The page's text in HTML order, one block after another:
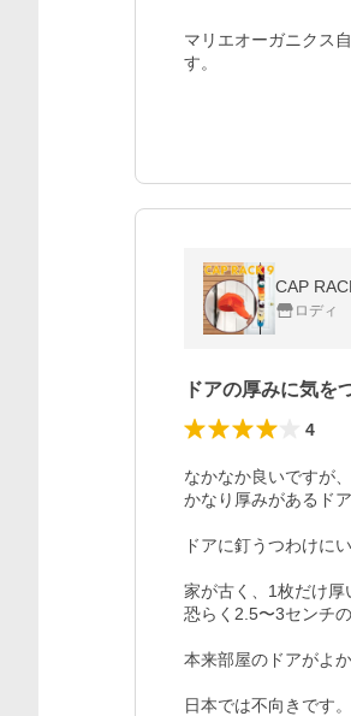
マリエオーガニクス
す。
CAP
ロディ
ドアの厚みに気を
4
なかなか良いですが
かなり厚みがあるド
ドアに釘うつわけに
家が古く、1枚だけ厚
恐らく2.5〜3センチ
本来部屋のドアがよ
日本では不向きです。